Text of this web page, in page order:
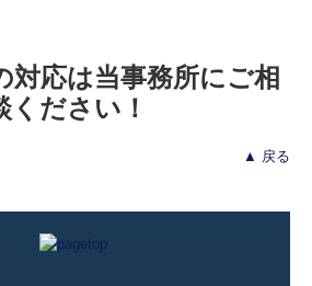
対応は当事務所にご相
ください！
▲ 戻る
>